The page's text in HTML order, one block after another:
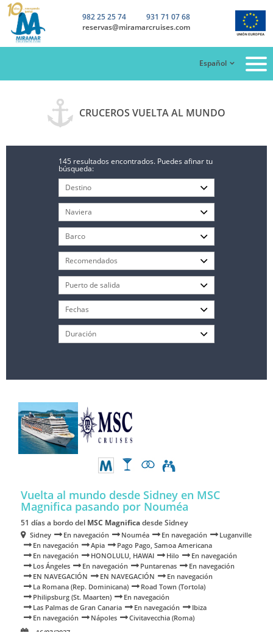
982 25 25 74
931 71 07 68
reservas@miramarcruises.com
Español
CRUCEROS VUELTA AL MUNDO
145 resultados encontrados. Puedes afinar tu
búsqueda:
Vuelta al mundo desde Sidney en MSC
Magnifica pasando por Nouméa
51 días a bordo del MSC Magnificadesde Sidney
Sidney En navegación Nouméa En navegación
Luganville
En navegación
Apia
Pago Pago, Samoa Americana
En navegación
HONOLULU, HAWAI Hilo
En navegación
Los Ángeles
En navegación Puntarenas
En navegación
EN NAVEGACIÓN
EN NAVEGACIÓN
En navegación
La Romana (Rep. Dominicana)
Road Town (Tortola)
Philipsburg (St. Maarten)
En navegación
Las Palmas de Gran Canaria
En navegación
Ibiza
En navegación
Nápoles
Civitavecchia (Roma)